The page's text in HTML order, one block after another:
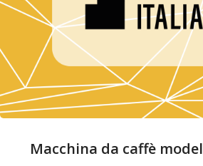
Macchina da caffè